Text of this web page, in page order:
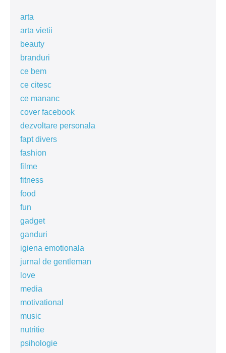
arta
arta vietii
beauty
branduri
ce bem
ce citesc
ce mananc
cover facebook
dezvoltare personala
fapt divers
fashion
filme
fitness
food
fun
gadget
ganduri
igiena emotionala
jurnal de gentleman
love
media
motivational
music
nutritie
psihologie